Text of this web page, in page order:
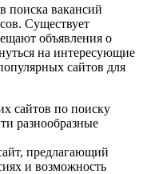
поиска вакансий
Существует
объявления о
на интересующие
сайтов для
сайтов по поиску
разнообразные
предлагающий
и возможность